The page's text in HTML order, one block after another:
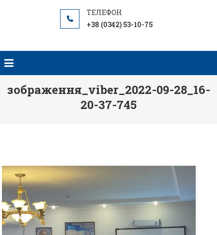
+38 (0342) 53-10-75
зображення_viber_2022-09-28_16-
20-37-745